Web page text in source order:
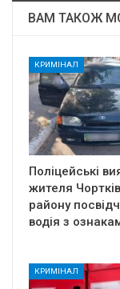
ВАМ ТАКОЖ
КРИМІНАЛ
Поліцейські
жителя
району
водія з
КРИМІНАЛ